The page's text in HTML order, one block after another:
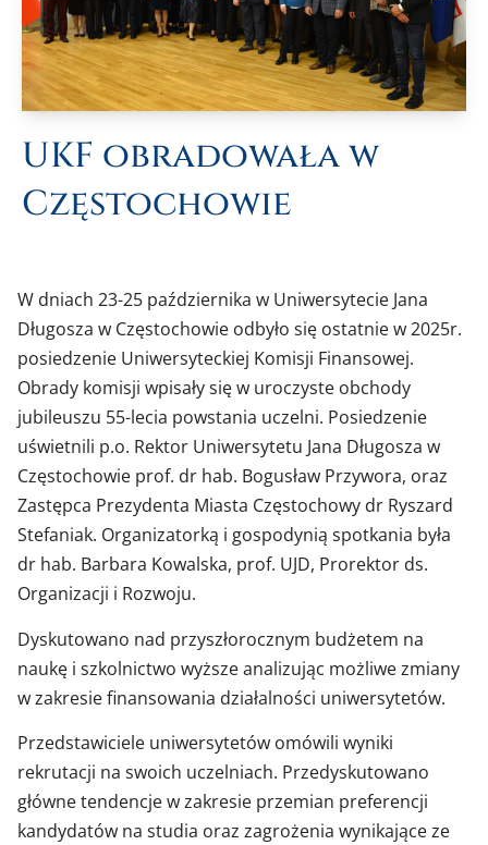
UKF obradowała w
Częstochowie
W dniach 23-25 października w Uniwersytecie Jana
Długosza w Częstochowie odbyło się ostatnie w 2025r.
posiedzenie Uniwersyteckiej Komisji Finansowej.
Obrady komisji wpisały się w uroczyste obchody
jubileuszu 55-lecia powstania uczelni. Posiedzenie
uświetnili p.o. Rektor Uniwersytetu Jana Długosza w
Częstochowie prof. dr hab. Bogusław Przywora, oraz
Zastępca Prezydenta Miasta Częstochowy dr Ryszard
Stefaniak. Organizatorką i gospodynią spotkania była
dr hab. Barbara Kowalska, prof. UJD, Prorektor ds.
Organizacji i Rozwoju.
Dyskutowano nad przyszłorocznym budżetem na
naukę i szkolnictwo wyższe analizując możliwe zmiany
w zakresie finansowania działalności uniwersytetów.
Przedstawiciele uniwersytetów omówili wyniki
rekrutacji na swoich uczelniach. Przedyskutowano
główne tendencje w zakresie przemian preferencji
kandydatów na studia oraz zagrożenia wynikające ze